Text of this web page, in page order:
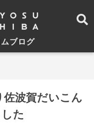
ブログ
波賀だいこん
た